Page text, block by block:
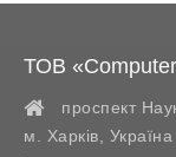
ТОВ
проспект
м. Харків
Україна